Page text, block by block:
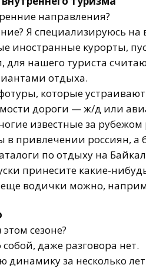
направления?
Я специализируюсь
иностранные курорты,
нашего туриста
отдыха.
которые
дороги —ж/д или
известные за
в привлечении россиян,
по отдыху на
принесите какие-
еще водички можно,
сезоне?
даже разговора нет.
динамику за несколько